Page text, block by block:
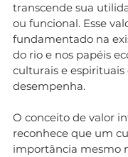
transcende sua
ou funcional. Esse
fundamentado na
do rio e nos papéis
culturais e espirituais
desempenha.
O conceito de valor
reconhece que um
importância mesmo